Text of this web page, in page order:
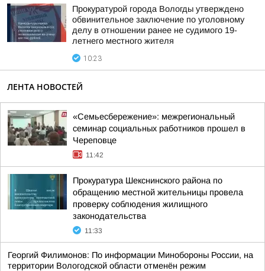
Прокуратурой города Вологды утверждено
обвинительное заключение по уголовному
делу в отношении ранее не судимого 19-
летнего местного жителя
10:23
ЛЕНТА НОВОСТЕЙ
«Семьесбережение»: межрегиональный
семинар социальных работников прошел в
Череповце
11:42
Прокуратура Шекснинского района по
обращению местной жительницы провела
проверку соблюдения жилищного
законодательства
11:33
Георгий Филимонов: По информации Минобороны России, на
территории Вологодской области отменён режим